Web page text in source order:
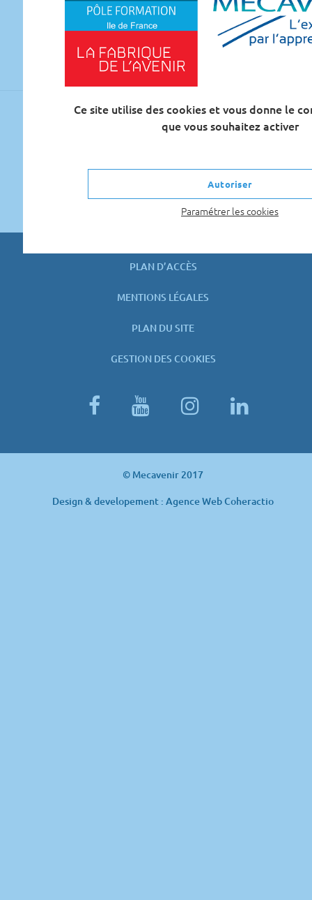
Ce site utilise des cookies et vous donne le
que vous souhaitez activer
Autoriser
Paramétrer les cookies
Journée
Campus
5
nouveaux
pour la
rentrée
2019
PLAN D’ACCÈS
MENTIONS LÉGALES
PLAN DU SITE
GESTION DES COOKIES
facebookyoutubeinstagram
© Mecavenir 2017
Design & developement : Agence Web Coheractio